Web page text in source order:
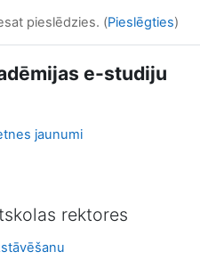
pieslēdzies. (Pieslēgties)
e-studiju
jaunumi
rektores